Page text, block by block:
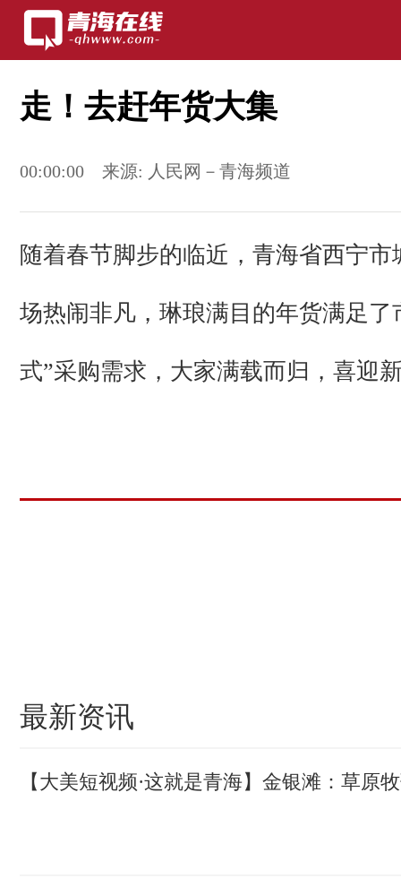
走！去赶年货大集
00:00:00 来源: 人民网－青海频道
随着春节脚步的临近，青海省西宁市
场热闹非凡，琳琅满目的年货满足了
式”采购需求，大家满载而归，喜迎
最新资讯
【大美短视频·这就是青海】金银滩：草原